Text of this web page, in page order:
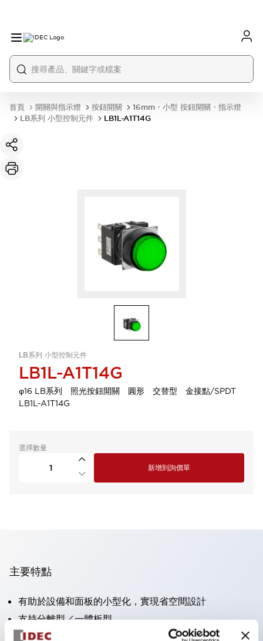
首頁 開關與指示燈 按鈕開關
16mm・小型 按鈕開關・指示燈
LB系列 小型控制元件
LB1L-A1T14G
LB系列 小型控制元件
LB1L-A1T14G
φ16 LB系列 照光按鈕開關 圓形 交替型 金接點/SPDT
LB1L-A1T14G
選擇數量
新增到詢價單
主要特點
有助於設備和面板的小型化，實現省空間設計
支持分離型／一體板型
豐富的顏色變化